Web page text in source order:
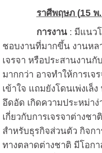
ราศีพฤษภ (15 พ
การงาน: มีแนว
ชอบงานที่มากขึ้น งานหล
เจรจา หรือประสานงาน
มากกว่า อาจทำให้การเจ
เข้าใจ แถมยังโดนเพ่งเล็
อึดอัด เกิดความประหม่า
เกี่ยวกับการเจรจาต่างชา
สำหรับธุรกิจส่วนตัว กิจก
ทางตลาดต่างชาติ มีโอก